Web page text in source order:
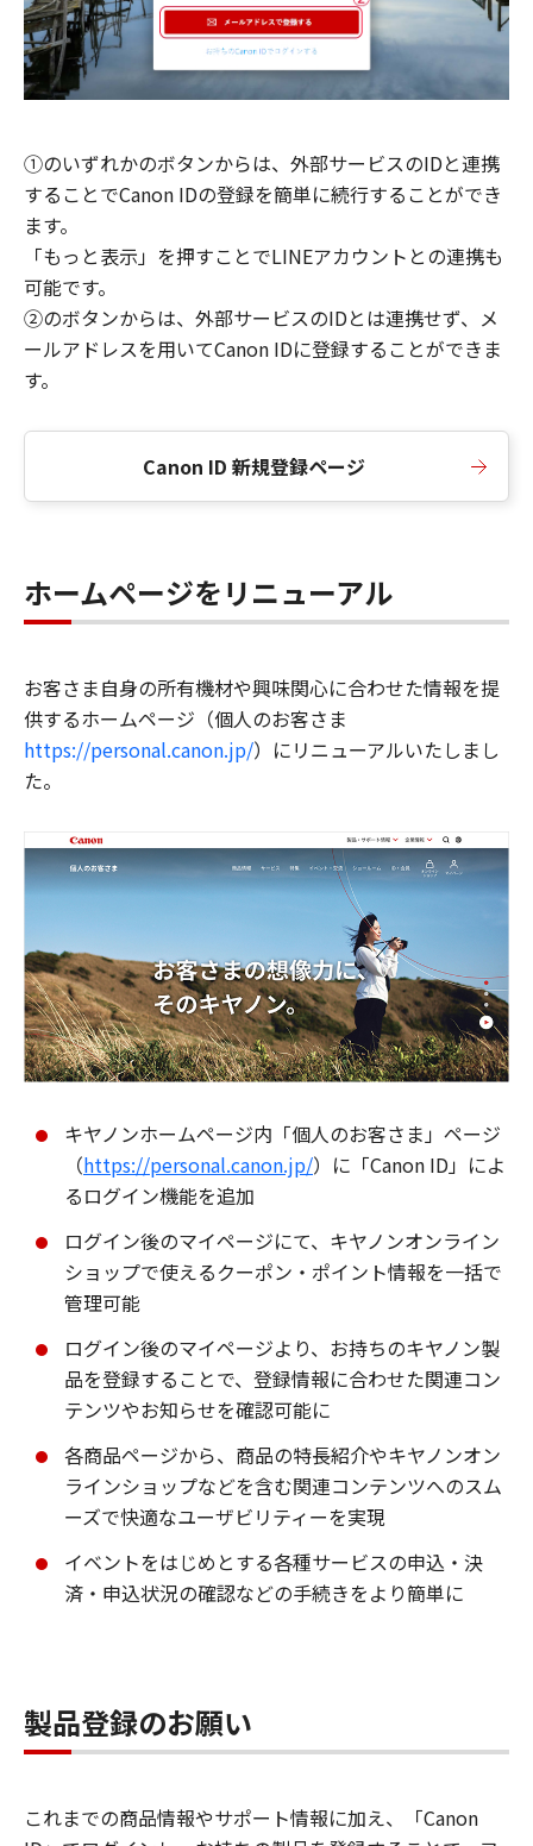
①のいずれかのボタンからは、外部サービスのIDと連携
することでCanon IDの登録を簡単に続行することができ
ます。
「もっと表示」を押すことでLINEアカウントとの連携も
可能です。
②のボタンからは、外部サービスのIDとは連携せず、メ
ールアドレスを用いてCanon IDに登録することができま
す。
Canon ID 新規登録ページ
ホームページをリニューアル
お客さま自身の所有機材や興味関心に合わせた情報を提
供するホームページ（個人のお客さま
https://personal.canon.jp/）にリニューアルいたしまし
た。
キヤノンホームページ内「個人のお客さま」ページ
（https://personal.canon.jp/）に「Canon ID」によ
るログイン機能を追加
ログイン後のマイページにて、キヤノンオンライン
ショップで使えるクーポン・ポイント情報を一括で
管理可能
ログイン後のマイページより、お持ちのキヤノン製
品を登録することで、登録情報に合わせた関連コン
テンツやお知らせを確認可能に
各商品ページから、商品の特長紹介やキヤノンオン
ラインショップなどを含む関連コンテンツへのスム
ーズで快適なユーザビリティーを実現
イベントをはじめとする各種サービスの申込・決
済・申込状況の確認などの手続きをより簡単に
製品登録のお願い
これまでの商品情報やサポート情報に加え、「Canon